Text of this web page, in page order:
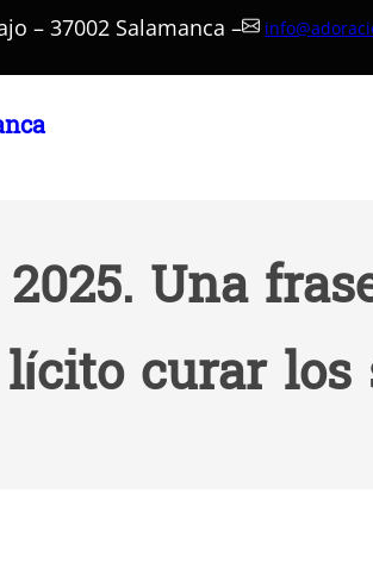
– 37002 Salamanca –
Una
lícito curar los